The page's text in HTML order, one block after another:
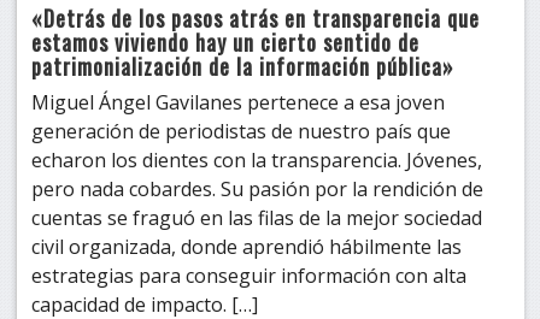
«Detrás de los pasos atrás en transparencia que
estamos viviendo hay un cierto sentido de
patrimonialización de la información pública»
Miguel Ángel Gavilanes pertenece a esa joven
generación de periodistas de nuestro país que
echaron los dientes con la transparencia. Jóvenes,
pero nada cobardes. Su pasión por la rendición de
cuentas se fraguó en las filas de la mejor sociedad
civil organizada, donde aprendió hábilmente las
estrategias para conseguir información con alta
capacidad de impacto. […]